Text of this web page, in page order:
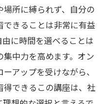
所に縛られず、自分の
きることは非常に有益
に時間を選べることは
中力を高めます。オン
アップを受けながら、
できるこの講座は、社